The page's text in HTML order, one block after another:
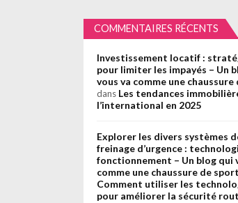
COMMENTAIRES RÉCENTS
Investissement locatif :
pour limiter les impayés – Un
vous va comme une
dans Les tendances
l’international en 2025
Explorer les divers systèmes
freinage d’urgence :
fonctionnement – Un blog qui
comme une chaussure de sport
Comment utiliser les
pour améliorer la sécurité